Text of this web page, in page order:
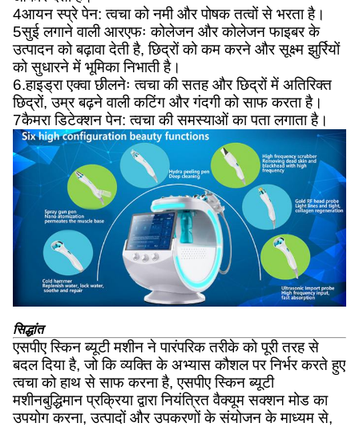
4आयन स्प्रे पेन: त्वचा को नमी और पोषक तत्वों से भरता है।
5सुई लगाने वाली आरएफः कोलेजन और कोलेजन फाइबर के
उत्पादन को बढ़ावा देती है, छिद्रों को कम करने और सूक्ष्म झुर्रियों
को सुधारने में भूमिका निभाती है।
6.हाइड्रा एक्वा छीलनेः त्वचा की सतह और छिद्रों में अतिरिक्त
छिद्रों, उम्र बढ़ने वाली कटिंग और गंदगी को साफ करता है।
7कैमरा डिटेक्शन पेन: त्वचा की समस्याओं का पता लगाता है।
सिद्धांत
एसपीए स्किन ब्यूटी मशीन ने पारंपरिक तरीके को पूरी तरह से
बदल दिया है, जो कि व्यक्ति के अभ्यास कौशल पर निर्भर करते हुए
त्वचा को हाथ से साफ करना है, एसपीए स्किन ब्यूटी
मशीनबुद्धिमान प्रक्रिया द्वारा नियंत्रित वैक्यूम सक्शन मोड का
उपयोग करना, उत्पादों और उपकरणों के संयोजन के माध्यम से,